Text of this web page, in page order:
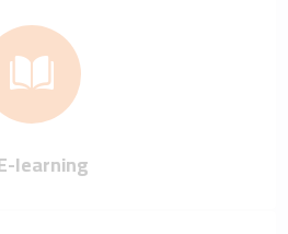
learning